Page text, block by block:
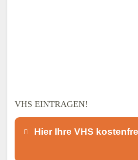
VHS EINTRAGEN!
Hier Ihre VHS